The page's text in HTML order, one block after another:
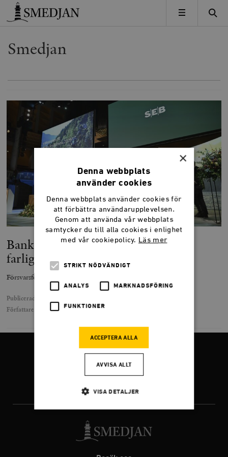
Timbro
MENY
Smedjan
Bankernas hållbarhets­populism är
farlig
Försvarsföretagen är en del av Europas upprustning
Publicerad
Författare Theodor Tralau
FÖLJ OSS
Facebook Twitter
×
Denna webbplats
använder cookies
Denna webbplats använder cookies för
att förbättra användarupplevelsen.
Genom att använda vår webbplats
samtycker du till alla cookies i enlighet
med vår cookiepolicy. Läs mer
STRIKT NÖDVÄNDIGT
ANALYS MARKNADSFÖRING
FUNKTIONER
ACCEPTERA ALLA
AVVISA ALLT
VISA DETALJER
Strikt nödvändigt Analys